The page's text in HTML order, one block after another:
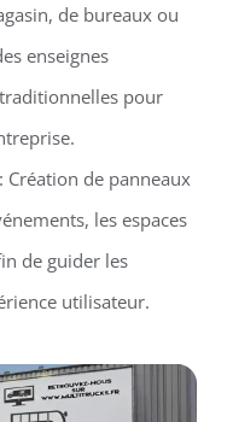
de bureaux ou
enseignes
pour
Création de panneaux
les espaces
de guider les
utilisateur.